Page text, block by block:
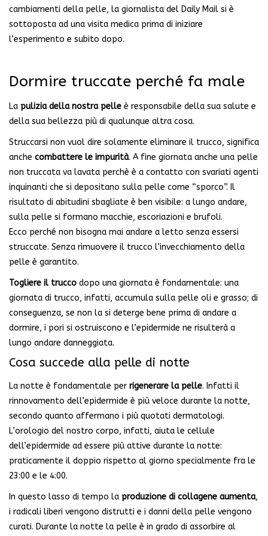
cambiamenti della pelle, la giornalista del Daily Mail si è
sottoposta ad una visita medica prima di iniziare
l’esperimento e subito dopo.
Dormire truccate perché fa male
La pulizia della nostra pelle è responsabile della sua salute e
della sua bellezza più di qualunque altra cosa.
Struccarsi non vuol dire solamente eliminare il trucco, significa
anche combattere le impurità. A fine giornata anche una pelle
non truccata va lavata perchè è a contatto con svariati agenti
inquinanti che si depositano sulla pelle come “sporco”. Il
risultato di abitudini sbagliate è ben visibile: a lungo andare,
sulla pelle si formano macchie, escoriazioni e brufoli.
Ecco perché non bisogna mai andare a letto senza essersi
struccate. Senza rimuovere il trucco l’invecchiamento della
pelle è garantito.
Togliere il trucco dopo una giornata è fondamentale: una
giornata di trucco, infatti, accumula sulla pelle oli e grasso; di
conseguenza, se non la si deterge bene prima di andare a
dormire, i pori si ostruiscono e l’epidermide ne risulterà a
lungo andare danneggiata.
Cosa succede alla pelle di notte
La notte è fondamentale per rigenerare la pelle. Infatti il
rinnovamento dell’epidermide è più veloce durante la notte,
secondo quanto affermano i più quotati dermatologi.
L’orologio del nostro corpo, infatti, aiuta le cellule
dell’epidermide ad essere più attive durante la notte:
praticamente il doppio rispetto al giorno specialmente fra le
23:00 e le 4:00.
In questo lasso di tempo la produzione di collagene aumenta,
i radicali liberi vengono distrutti e i danni della pelle vengono
curati. Durante la notte la pelle è in grado di assorbire al